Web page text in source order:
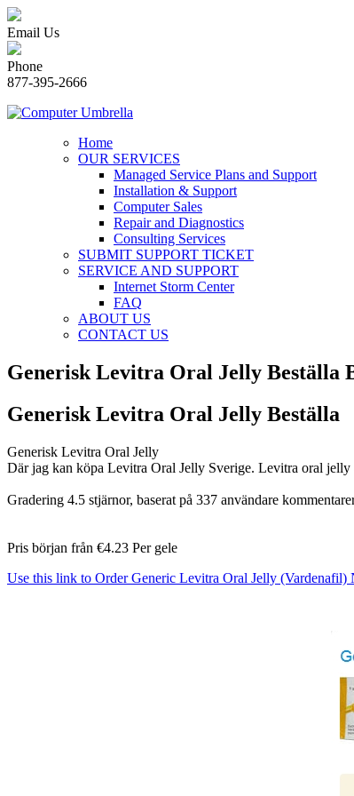
Email Us
Phone
877-395-2666
Home
OUR SERVICES
Managed Service Plans and Support
Installation & Support
Computer Sales
Repair and Diagnostics
Consulting Services
SUBMIT SUPPORT TICKET
SERVICE AND SUPPORT
Internet Storm Center
FAQ
ABOUT US
CONTACT US
Generisk Levitra Oral Jelly Beställa
Generisk Levitra Oral Jelly Beställa
Generisk Levitra Oral Jelly
Där jag kan köpa Levitra Oral Jelly Sverige. Levitra oral
Gradering 4.5 stjärnor, baserat på 337 användare
Pris början från €4.23 Per gele
Use this link to Order Generic Levitra Oral Jelly (Vardenafil)